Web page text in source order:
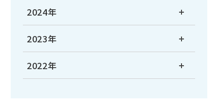
2024年
2023年
2022年